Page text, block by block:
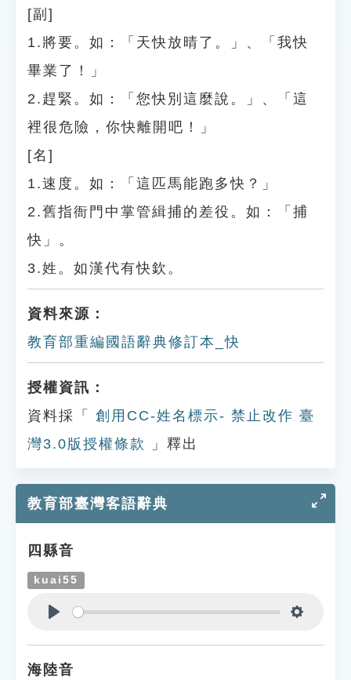
[副]
1.將要。如：「天快放晴了。」、「我快
畢業了！」
2.趕緊。如：「您快別這麼說。」、「這
裡很危險，你快離開吧！」
[名]
1.速度。如：「這匹馬能跑多快？」
2.舊指衙門中掌管緝捕的差役。如：「捕
快」。
3.姓。如漢代有快欽。
資料來源：
教育部重編國語辭典修訂本_快
授權資訊：
資料採「
創用CC-姓名標示- 禁止改作 臺
灣3.0版授權條款
」釋出
教育部臺灣客語辭典
四縣音
kuai55
海陸音